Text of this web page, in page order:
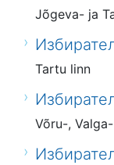
Jõgeva- ja
Tartu linn
Võru-,